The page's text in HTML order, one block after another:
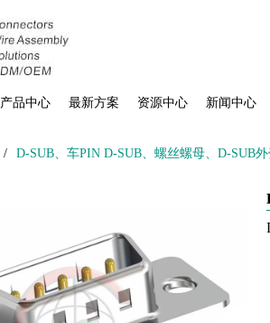
产品中心 最新方案 资源中心 新闻中心
/ D-SUB、车PIN D-SUB、螺丝螺母、D-SUB